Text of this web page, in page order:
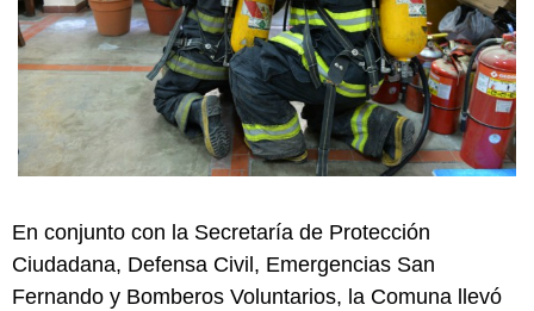
En conjunto con la Secretaría de Protección
Ciudadana, Defensa Civil, Emergencias San
Fernando y Bomberos Voluntarios, la Comuna llevó